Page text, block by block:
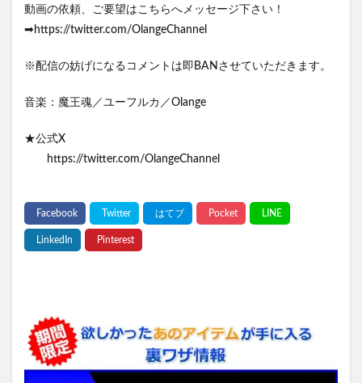
動画の依頼、ご要望はこちらへメッセージ下さい！
➡https://twitter.com/OlangeChannel
※配信の妨げになるコメントは即BANさせていただきます。
音楽：魔王魂／ユーフルカ／Olange
★公式X
https://twitter.com/OlangeChannel